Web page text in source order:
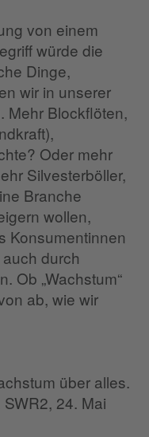
von einem
würde die
Dinge,
wir in unserer
Mehr Blockflöten,
Oder mehr
Silvesterböller,
Branche
wollen,
Konsumentinnen
durch
Ob „Wachstum“
ab, wie wir
über alles.
24. Mai